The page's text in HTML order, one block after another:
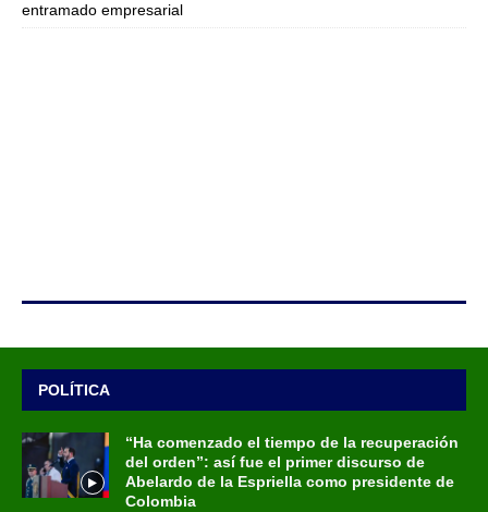
entramado empresarial
POLÍTICA
“Ha comenzado el tiempo de la recuperación
del orden”: así fue el primer discurso de
Abelardo de la Espriella como presidente de
Colombia